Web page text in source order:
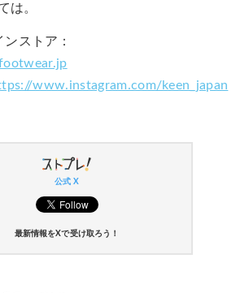
は。
ストア：
www.instagram.com/keen_japan
公式 X
最新情報をXで受け取ろう！